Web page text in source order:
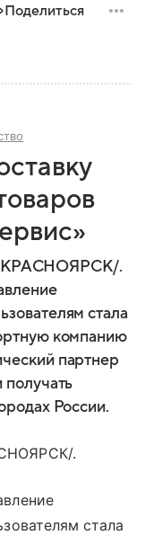
Поделиться
.
стала
компанию
партнер
получать
России.
.
стала